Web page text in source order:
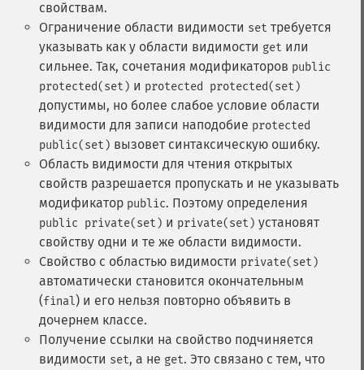
свойствам.
Ограничение области видимости set требуется
указывать как у области видимости get или
сильнее. Так, сочетания модификаторов public
protected(set) и protected protected(set)
допустимы, но более слабое условие области
видимости для записи наподобие protected
public(set) вызовет синтаксическую ошибку.
Область видимости для чтения открытых
свойств разрешается пропускать и не указывать
модификатор public. Поэтому определения
public private(set) и private(set) установят
свойству одни и те же области видимости.
Свойство с областью видимости private(set)
автоматически становится окончательным
(final) и его нельзя повторно объявить в
дочернем классе.
Получение ссылки на свойство подчиняется
видимости set, а не get. Это связано с тем, что